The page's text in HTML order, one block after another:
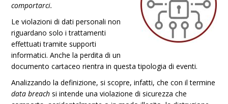
comportarci.
Le violazioni di dati personali non
riguardano solo i trattamenti
effettuati tramite supporti
informatici. Anche la perdita di un
documento cartaceo rientra in questa tipologia di eventi.
Analizzando la definizione, si scopre, infatti, che con il termine
data breach si intende una violazione di sicurezza che